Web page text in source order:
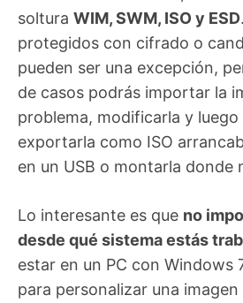
soltura WIM, SWM, ISO y ESD
protegidos con cifrado o
pueden ser una excepción,
de casos podrás importar la
problema, modificarla y luego
exportarla como ISO
en un USB o montarla donde
Lo interesante es que no
desde qué sistema estás
estar en un PC con Windows
para personalizar una